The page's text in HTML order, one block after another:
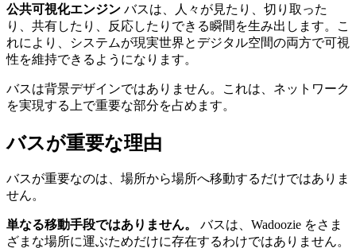
公共可視化エンジン バスは、人々が見たり、切り取った
り、共有したり、反応したりできる瞬間を生み出します。こ
れにより、システムが現実世界とデジタル空間の両方で可視
性を維持できるようになります。
バスは背景デザインではありません。これは、ネットワーク
を実現する上で重要な部分を占めます。
バスが重要な理由
バスが重要なのは、場所から場所へ移動するだけではありま
せん。
単なる移動手段ではありません。
バスは、Wadoozie をさま
ざまな場所に運ぶためだけに存在するわけではありません。